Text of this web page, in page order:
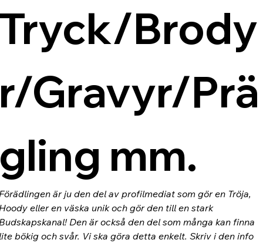
Brody
Gravyr/Prä
mm.
är ju den del av profilmediat som gör en Tröja,
eller en väska unik och gör den till en stark
Den är också den del som många kan finna
bökig och svår. Vi ska göra detta enkelt. Skriv i den info